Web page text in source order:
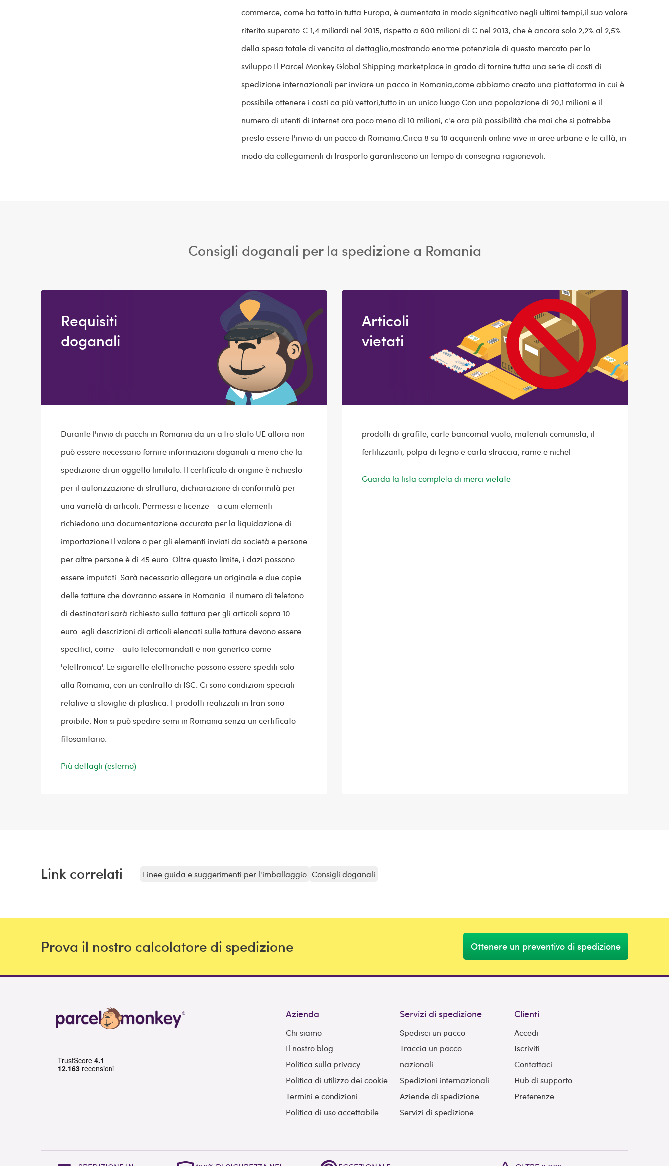
commerce, come ha fatto in tutta Europa, è aumentata in modo significativo negli ultimi tempi,il suo valore
riferito superato € 1,4 miliardi nel 2015, rispetto a 600 milioni di € nel 2013, che è ancora solo 2,2% al 2,5%
della spesa totale di vendita al dettaglio,mostrando enorme potenziale di questo mercato per lo
sviluppo.Il Parcel Monkey Global Shipping marketplace in grado di fornire tutta una serie di costi di
spedizione internazionali per inviare un pacco in Romania,come abbiamo creato una piattaforma in cui è
possibile ottenere i costi da più vettori,tutto in un unico luogo.Con una popolazione di 20,1 milioni e il
numero di utenti di internet ora poco meno di 10 milioni, c'e ora più possibilità che mai che si potrebbe
presto essere l'invio di un pacco di Romania.Circa 8 su 10 acquirenti online vive in aree urbane e le città, in
modo da collegamenti di trasporto garantiscono un tempo di consegna ragionevoli.
Consigli doganali per la spedizione a Romania
Requisiti
doganali
Durante l'invio di pacchi in Romania da un altro stato UE allora non
può essere necessario fornire informazioni doganali a meno che la
spedizione di un oggetto limitato. Il certificato di origine è richiesto
per il autorizzazione di struttura, dichiarazione di conformità per
una varietà di articoli. Permessi e licenze - alcuni elementi
richiedono una documentazione accurata per la liquidazione di
importazione.Il valore o per gli elementi inviati da società e persone
per altre persone è di 45 euro. Oltre questo limite, i dazi possono
essere imputati. Sarà necessario allegare un originale e due copie
delle fatture che dovranno essere in Romania. il numero di telefono
di destinatari sarà richiesto sulla fattura per gli articoli sopra 10
euro. egli descrizioni di articoli elencati sulle fatture devono essere
specifici, come - auto telecomandati e non generico come
'elettronica'. Le sigarette elettroniche possono essere spediti solo
alla Romania, con un contratto di ISC. Ci sono condizioni speciali
relative a stoviglie di plastica. I prodotti realizzati in Iran sono
proibite. Non si può spedire semi in Romania senza un certificato
fitosanitario.
Più dettagli (esterno)
Articoli
vietati
prodotti di grafite, carte bancomat vuoto, materiali comunista, il
fertilizzanti, polpa di legno e carta straccia, rame e nichel
Guarda la lista completa di merci vietate
Link correlati Linee guida e suggerimenti per l'imballaggio Consigli doganali
Prova il nostro calcolatore di spedizione Ottenere un preventivo di spedizione
Azienda
Chi siamo
Il nostro blog
Politica sulla privacy
Politica di utilizzo dei cookie
Termini e condizioni
Politica di uso accettabile
Servizi di spedizione
Spedisci un pacco
Traccia un pacco
nazionali
Spedizioni internazionali
Aziende di spedizione
Servizi di spedizione
Clienti
Accedi
Iscriviti
Contattaci
Hub di supporto
Preferenze